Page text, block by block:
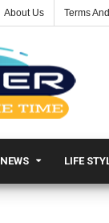
About Us Terms
NEWS LIFE